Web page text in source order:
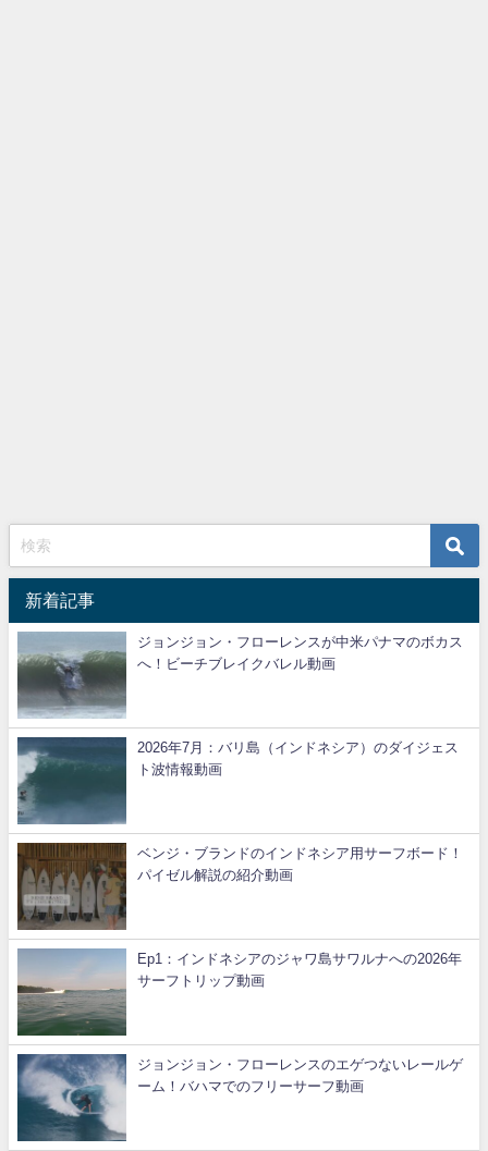
新着記事
ジョンジョン・フローレンスが中米パナマのボカス
へ！ビーチブレイクバレル動画
2026年7月：バリ島（インドネシア）のダイジェス
ト波情報動画
ベンジ・ブランドのインドネシア用サーフボード！
パイゼル解説の紹介動画
Ep1：インドネシアのジャワ島サワルナへの2026年
サーフトリップ動画
ジョンジョン・フローレンスのエゲつないレールゲ
ーム！バハマでのフリーサーフ動画